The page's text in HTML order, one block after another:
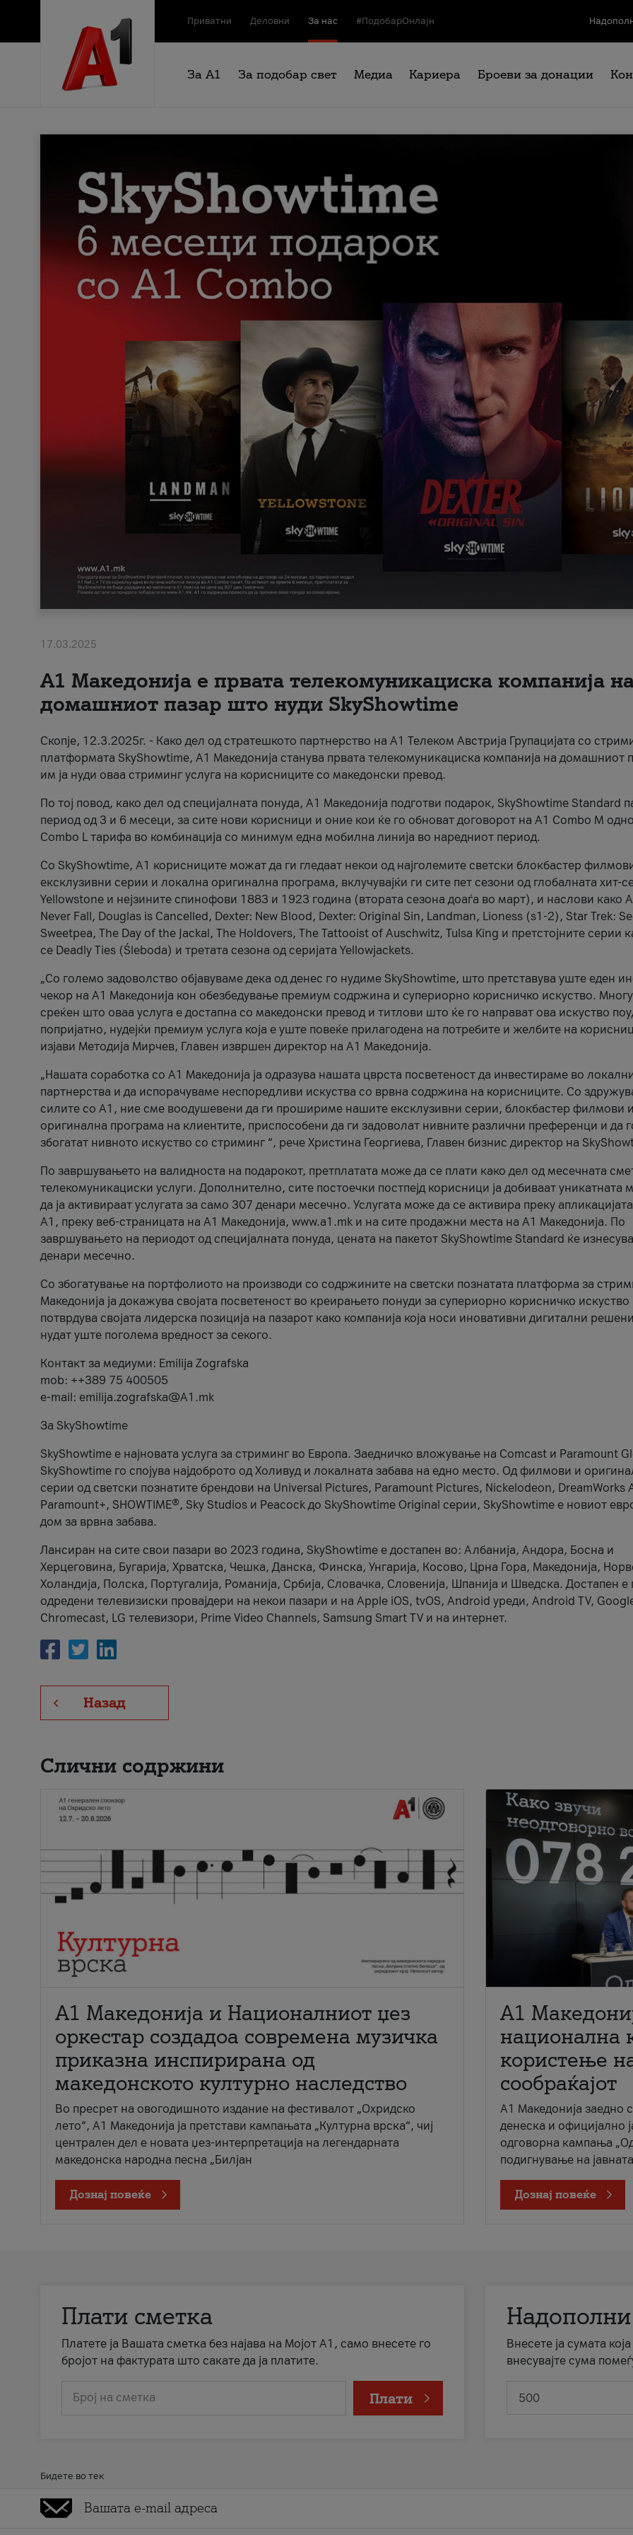
Приватни Деловни За нас #ПодобарОнлајн
За А1 За подобар свет Медиа Кариера Броеви за донации
17.03.2025
А1 Македонија е првата телекомуникациска компанија
домашниот пазар што нуди SkyShowtime
Скопје, 12.3.2025г. - Како дел од стратешкото партнерство на А1 Телеком Австрија Групацијата со
платформата SkyShowtime, А1 Македонија станува првата телекомуникациска компанија на домашниот
им ја нуди оваа стриминг услуга на корисниците со македонски превод.
По тој повод, како дел од специјалната понуда, А1 Македонија подготви подарок, SkyShowtime Standard
период од 3 и 6 месеци, за сите нови корисници и оние кои ќе го обноват договорот на А1 Combo M
Combo L тарифа во комбинација со минимум една мобилна линија во наредниот период.
Со SkyShowtime, А1 корисниците можат да ги гледаат некои од најголемите светски блокбастер
ексклузивни серии и локална оригинална програма, вклучувајќи ги сите пет сезони од глобалната хит-
Yellowstone и нејзините спинофови 1883 и 1923 година (втората сезона доаѓа во март), и наслови како
Never Fall, Douglas is Cancelled, Dexter: New Blood, Dexter: Original Sin, Landman, Lioness (s1-2), Star Trek:
Sweetpea, The Day of the Jackal, The Holdovers, The Tattooist of Auschwitz, Tulsa King и претстојните серии
се Deadly Ties (Śleboda) и третата сезона од серијата Yellowjackets.
„Со големо задоволство објавуваме дека од денес го нудиме SkyShowtime, што претставува уште еден
чекор на А1 Македонија кон обезбедување премиум содржина и супериорно корисничко искуство.
среќен што оваа услуга е достапна со македонски превод и титлови што ќе го направат ова искуство
попријатно, нудејќи премиум услуга која е уште повеќе прилагодена на потребите и желбите на
изјави Методија Мирчев, Главен извршен директор на А1 Македонија.
„Нашата соработка со А1 Македонија ја одразува нашата цврста посветеност да инвестираме во
партнерства и да испорачуваме неспоредливи искуства со врвна содржина на корисниците. Со
силите со А1, ние сме воодушевени да ги прошириме нашите ексклузивни серии, блокбастер филмови
оригинална програма на клиентите, приспособени да ги задоволат нивните различни преференци и да
збогатат нивното искуство со стриминг “, рече Христина Георгиева, Главен бизнис директор на
По завршувањето на валидноста на подарокот, претплатата може да се плати како дел од месечната
телекомуникациски услуги. Дополнително, сите постоечки постпејд корисници ја добиваат уникатната
да ја активираат услугата за само 307 денари месечно. Услугата може да се активира преку
A1, преку веб-страницата на А1 Македонија, www.a1.mk и на сите продажни места на А1 Македонија. По
завршувањето на периодот од специјалната понуда, цената на пакетот SkyShowtime Standard ќе
денари месечно.
Со збогатување на портфолиото на производи со содржините на светски познатата платформа за
Македонија ја докажува својата посветеност во креирањето понуди за супериорно корисничко искуство
потврдува својата лидерска позиција на пазарот како компанија која носи иновативни дигитални
нудат уште поголема вредност за секого.
Контакт за медиуми: Emilija Zografska
mob: ++389 75 400505
e-mail: emilija.zografska@A1.mk
За SkyShowtime
SkyShowtime е најновата услуга за стриминг во Европа. Заедничко вложување на Comcast и Paramount
SkyShowtime го спојува најдоброто од Холивуд и локалната забава на едно место. Од филмови и
серии од светски познатите брендови на Universal Pictures, Paramount Pictures, Nickelodeon, DreamWorks
Paramount+, SHOWTIME®, Sky Studios и Peacock до SkyShowtime Original серии, SkyShowtime е новиот
дом за врвна забава.
Лансиран на сите свои пазари во 2023 година, SkyShowtime е достапен во: Албанија, Андора, Босна и
Херцеговина, Бугарија, Хрватска, Чешка, Данска, Финска, Унгарија, Косово, Црна Гора, Македонија,
Холандија, Полска, Португалија, Романија, Србија, Словачка, Словенија, Шпанија и Шведска. Достапен е
одредени телевизиски провајдери на некои пазари и на Apple iOS, tvOS, Android уреди, Android TV,
Chromecast, LG телевизори, Prime Video Channels, Samsung Smart TV и на интернет.
Назад
Слични содржини
А1 Македонија и Националниот џез
оркестар создадоа современа музичка
приказна инспирирана од
македонското културно наследство
Во пресрет на овогодишното издание на фестивалот „Охридско
лето“, А1 Македонија ја претстави кампањата „Културна врска“, чиј
централен дел е новата џез-интерпретација на легендарната
македонска народна песна „Билјан
Дознај повеќе
A1
национална
користење
сообраќајот
A1 Македонија заедно
денеска и официјално
одговорна кампања
подигнување на
Дознај повеќе
Плати сметка
Платете ја Вашата сметка без најава на Мојот А1, само внесете го
бројот на фактурата што сакате да ја платите.
Број на сметка Плати
Внесете ја сумата
внесувајте сума
Бидете во тек